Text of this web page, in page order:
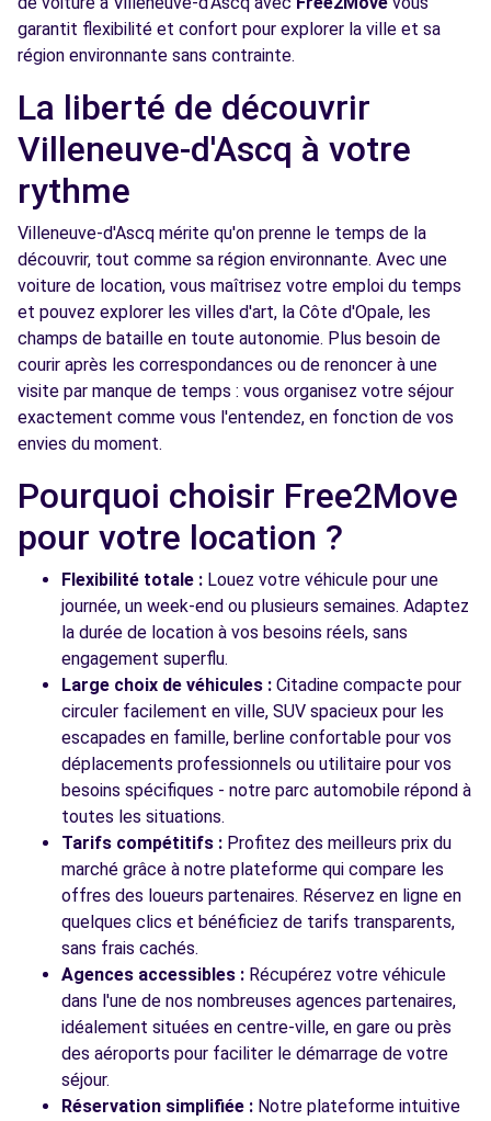
Voir l'agence
Free2Move Rent - GARAGE B.PACQUET -
WASQUEHAL (C)
RUE EMILE DELLETTE
WASQUEHAL, 59290
Voir l'agence
Free2Move Rent - GARAGE PLANQUE SARL -
WATTIGNIES (C)
7.2
km
136 RUE DU GENERAL DE GAULLE
WATTIGNIES, 59139
Voir l'agence
Free2move Rent - DARBO RENT - LYS LEZ
LANNOY
7.9
LYS LEZ LANNOY, 59390
Voir l'agence
Voir toutes les agences
garantit flexibilité et confort pour explorer la ville et sa
région environnante sans contrainte.
La liberté de découvrir
Villeneuve-d'Ascq à votre
rythme
Villeneuve-d'Ascq mérite qu'on prenne le temps de la
découvrir, tout comme sa région environnante. Avec une
voiture de location, vous maîtrisez votre emploi du temps
et pouvez explorer les villes d'art, la Côte d'Opale, les
champs de bataille en toute autonomie. Plus besoin de
courir après les correspondances ou de renoncer à une
visite par manque de temps : vous organisez votre séjour
exactement comme vous l'entendez, en fonction de vos
envies du moment.
Pourquoi choisir Free2Move
pour votre location ?
Flexibilité totale : Louez votre véhicule pour une
journée, un week-end ou plusieurs semaines. Adaptez
la durée de location à vos besoins réels, sans
engagement superflu.
Large choix de véhicules : Citadine compacte pour
circuler facilement en ville, SUV spacieux pour les
escapades en famille, berline confortable pour vos
déplacements professionnels ou utilitaire pour vos
besoins spécifiques - notre parc automobile répond à
toutes les situations.
Tarifs compétitifs : Profitez des meilleurs prix du
marché grâce à notre plateforme qui compare les
offres des loueurs partenaires. Réservez en ligne en
quelques clics et bénéficiez de tarifs transparents,
sans frais cachés.
Agences accessibles : Récupérez votre véhicule
dans l'une de nos nombreuses agences partenaires,
idéalement situées en centre-ville, en gare ou près
des aéroports pour faciliter le démarrage de votre
séjour.
Réservation simplifiée : Notre plateforme intuitive